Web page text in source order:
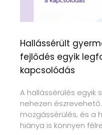
Hallássérült
fejlődés egyik
kapcsolódás
A hallássérülés egyik
nehezen
mozgássérülés, és a
hiánya is könnyen